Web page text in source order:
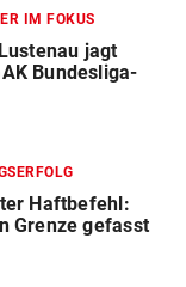
IM FOKUS
jagt
Bundesliga-
Haftbefehl:
Grenze gefasst